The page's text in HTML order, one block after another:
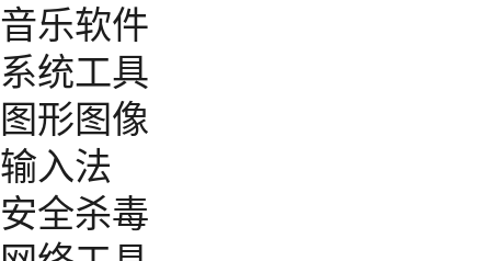
音乐软件
系统工具
图形图像
输入法
安全杀毒